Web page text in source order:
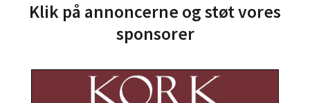
Klik på annoncerne og støt vores
sponsorer